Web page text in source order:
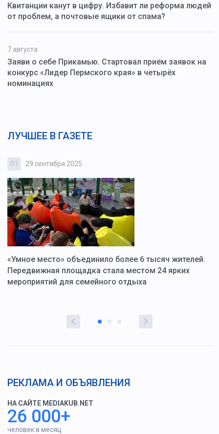
Квитанции канут в цифру. Избавит ли реформа людей
от проблем, а почтовые ящики от спама?
7 августа
Заяви о себе Прикамью. Стартовал приём заявок на
конкурс «Лидер Пермского края» в четырёх
номинациях
ЛУЧШЕЕ В ГАЗЕТЕ
01 29 сентября 2025
«Умное место» объединило более 6 тысяч жителей.
Передвижная площадка стала местом 24 ярких
мероприятий для семейного отдыха
РЕКЛАМА И ОБЪЯВЛЕНИЯ
НА САЙТЕ MEDIAKUB.NET
26 000+
человек в месяц